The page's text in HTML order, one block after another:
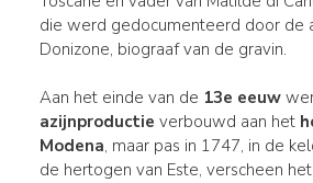
die werd gedocumenteerd door de
Donizone, biograaf van de gravin.
Aan het einde van de 13e eeuw
azijnproductie verbouwd aan het
Modena, maar pas in 1747, in de
de hertogen van Este, verscheen